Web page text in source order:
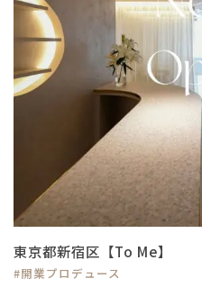
東京都新宿区【To Me】
#開業プロデュース